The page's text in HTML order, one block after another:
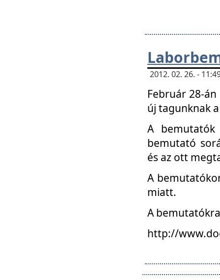
2012. 02. 26. -
Február 28-
új tagunknak
A
bemutató
és az ott
A
miatt.
A
http://